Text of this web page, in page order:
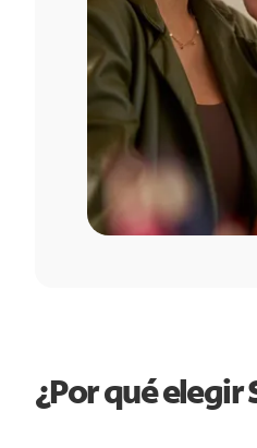
¿Por qué elegir